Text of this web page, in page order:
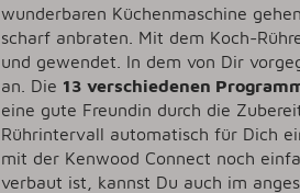
wunderbaren Küchenmaschine
scharf anbraten. Mit dem Koch-
und gewendet. In dem von Dir
an. Die 13 verschiedenen
eine gute Freundin durch die
Rührintervall automatisch für Dich
mit der Kenwood Connect noch
verbaut ist, kannst Du auch im